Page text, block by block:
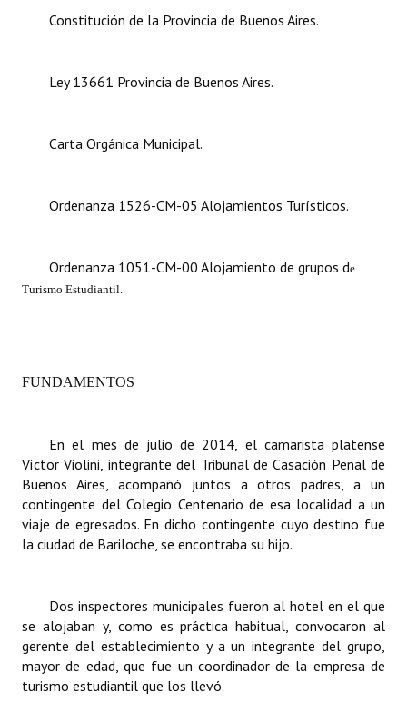
Actas de Sesión
Comunicaciones
Resoluciones de Presidencia
Antiguos Pobladores
Noticias Destacadas
Registros y Distinciones
Premio al Mérito - Registro
Audiencias Públicas - Registro
Mujeres que Dejaron Huellas - Registro
Constitución de la Provincia de Buenos Aires.
Ley 13661 Provincia de Buenos Aires.
Carta Orgánica Municipal.
Ordenanza 1526-CM-05 Alojamientos Turísticos.
Ordenanza 1051-CM-00 Alojamiento de grupos de
Turismo Estudiantil.
FUNDAMENTOS
En el mes de julio de 2014, el camarista platense
Víctor Violini, integrante del Tribunal de Casación Penal de
Buenos Aires, acompañó juntos a otros padres, a un
contingente del Colegio Centenario de esa localidad a un
viaje de egresados. En dicho contingente cuyo destino fue
la ciudad de Bariloche, se encontraba su hijo.
Dos inspectores municipales fueron al hotel en el que
se alojaban y, como es práctica habitual, convocaron al
gerente del establecimiento y a un integrante del grupo,
mayor de edad, que fue un coordinador de la empresa de
turismo estudiantil que los llevó.